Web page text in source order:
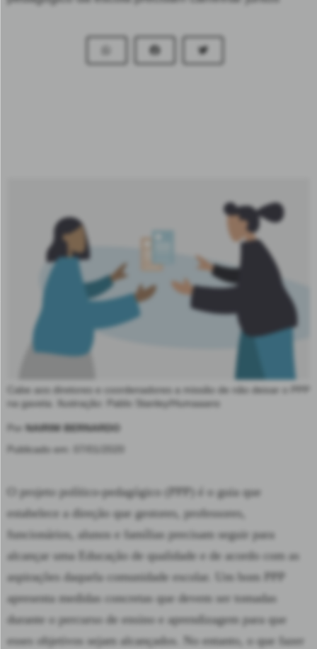
Cabe aos diretores e coordenadores a missão de não deixar o PPP
na gaveta. Ilustração: Pablo Stanley/Humaaans
Por
NAIRIM BERNARDO
Publicado em: 07/01/2020
O projeto político-pedagógico (PPP) é o guia que
estabelece a direção que gestores, professores,
funcionários, alunos e famílias precisam seguir para
alcançar uma Educação de qualidade e de acordo com as
aspirações daquela comunidade escolar. Um bom PPP
apresenta medidas concretas que devem ser tomadas
durante o percurso de ensino e aprendizagem para que
esses objetivos sejam alcançados. No entanto, o que fazer